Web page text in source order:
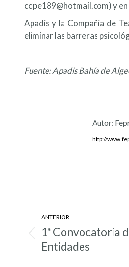
cope189@hotmail.com) y
Apadis y la Compañía de
eliminar las barreras
Fuente: Apadis Bahía de
Autor:
http://
Navegación
entre
entradas
ANTERIOR
Entrada
anterior:
1ª Convocatoria
Entidades